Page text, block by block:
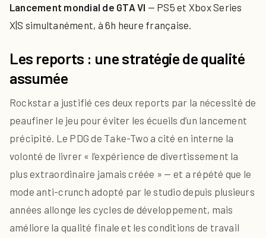
Lancement mondial de GTA VI — PS5 et Xbox Series
X|S simultanément, à 6h heure française.
Les reports : une stratégie de qualité
assumée
Rockstar a justifié ces deux reports par la nécessité de
peaufiner le jeu pour éviter les écueils d’un lancement
précipité. Le PDG de Take-Two a cité en interne la
volonté de livrer « l’expérience de divertissement la
plus extraordinaire jamais créée » — et a répété que le
mode anti-crunch adopté par le studio depuis plusieurs
années allonge les cycles de développement, mais
améliore la qualité finale et les conditions de travail